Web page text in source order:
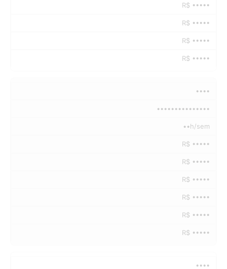
R$ •••••
R$ •••••
R$ •••••
R$ •••••
••••
•••••••••••••••
••h/sem
R$ •••••
R$ •••••
R$ •••••
R$ •••••
R$ •••••
R$ •••••
••••